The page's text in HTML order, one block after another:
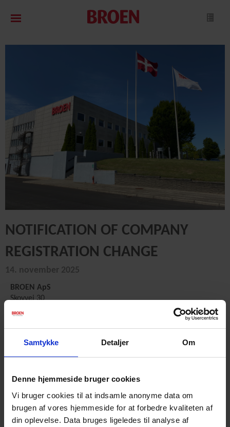
Samtykke Detaljer Om
Denne hjemmeside bruger cookies
Vi bruger cookies til at indsamle anonyme data om
brugen af vores hjemmeside for at forbedre kvaliteten af
din oplevelse. Data bruges ligeledes til analyse af
NOTIFICATION OF COMPANY
REGISTRATION CHANGE
14. november 2025
BROEN ApS
Skovvej 30
Our registered management and ownership structure remains
regular contact person at BROEN.